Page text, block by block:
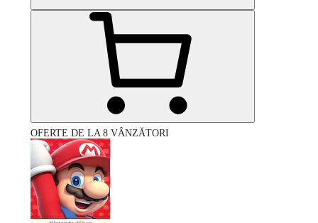
OFERTE DE LA 8 VÂNZĂTORI